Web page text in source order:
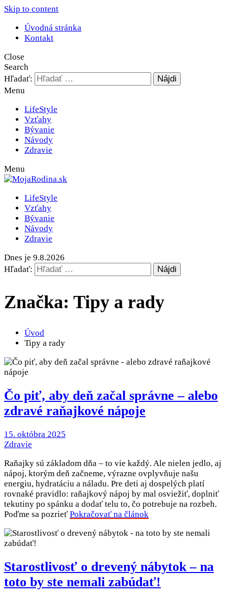
Skip to content
Úvodná stránka
Kontakt
Close
Search
Hľadať:
Menu
LifeStyle
Vzťahy
Bývanie
Návody
Zdravie
Menu
Články pre celú rodinu
LifeStyle
Vzťahy
Bývanie
Návody
Zdravie
Dnes je 9.8.2026
Hľadať:
Značka: Tipy a rady
Úvod
Tipy a rady
Čo piť, aby deň začal správne – alebo
zdravé raňajkové nápoje
15. októbra 2025
Zdravie
Raňajky sú základom dňa – to vie každý. Ale nielen jedlo, aj
nápoj, ktorým deň začneme, výrazne ovplyvňuje našu
energiu, hydratáciu a náladu. Pre deti aj dospelých platí
rovnaké pravidlo: raňajkový nápoj by mal osviežiť, doplniť
tekutiny po spánku a dodať telu to, čo potrebuje na rozbeh.
Poďme sa pozrieť Pokračovať na článok
Starostlivosť o drevený nábytok – na
toto by ste nemali zabúdať!